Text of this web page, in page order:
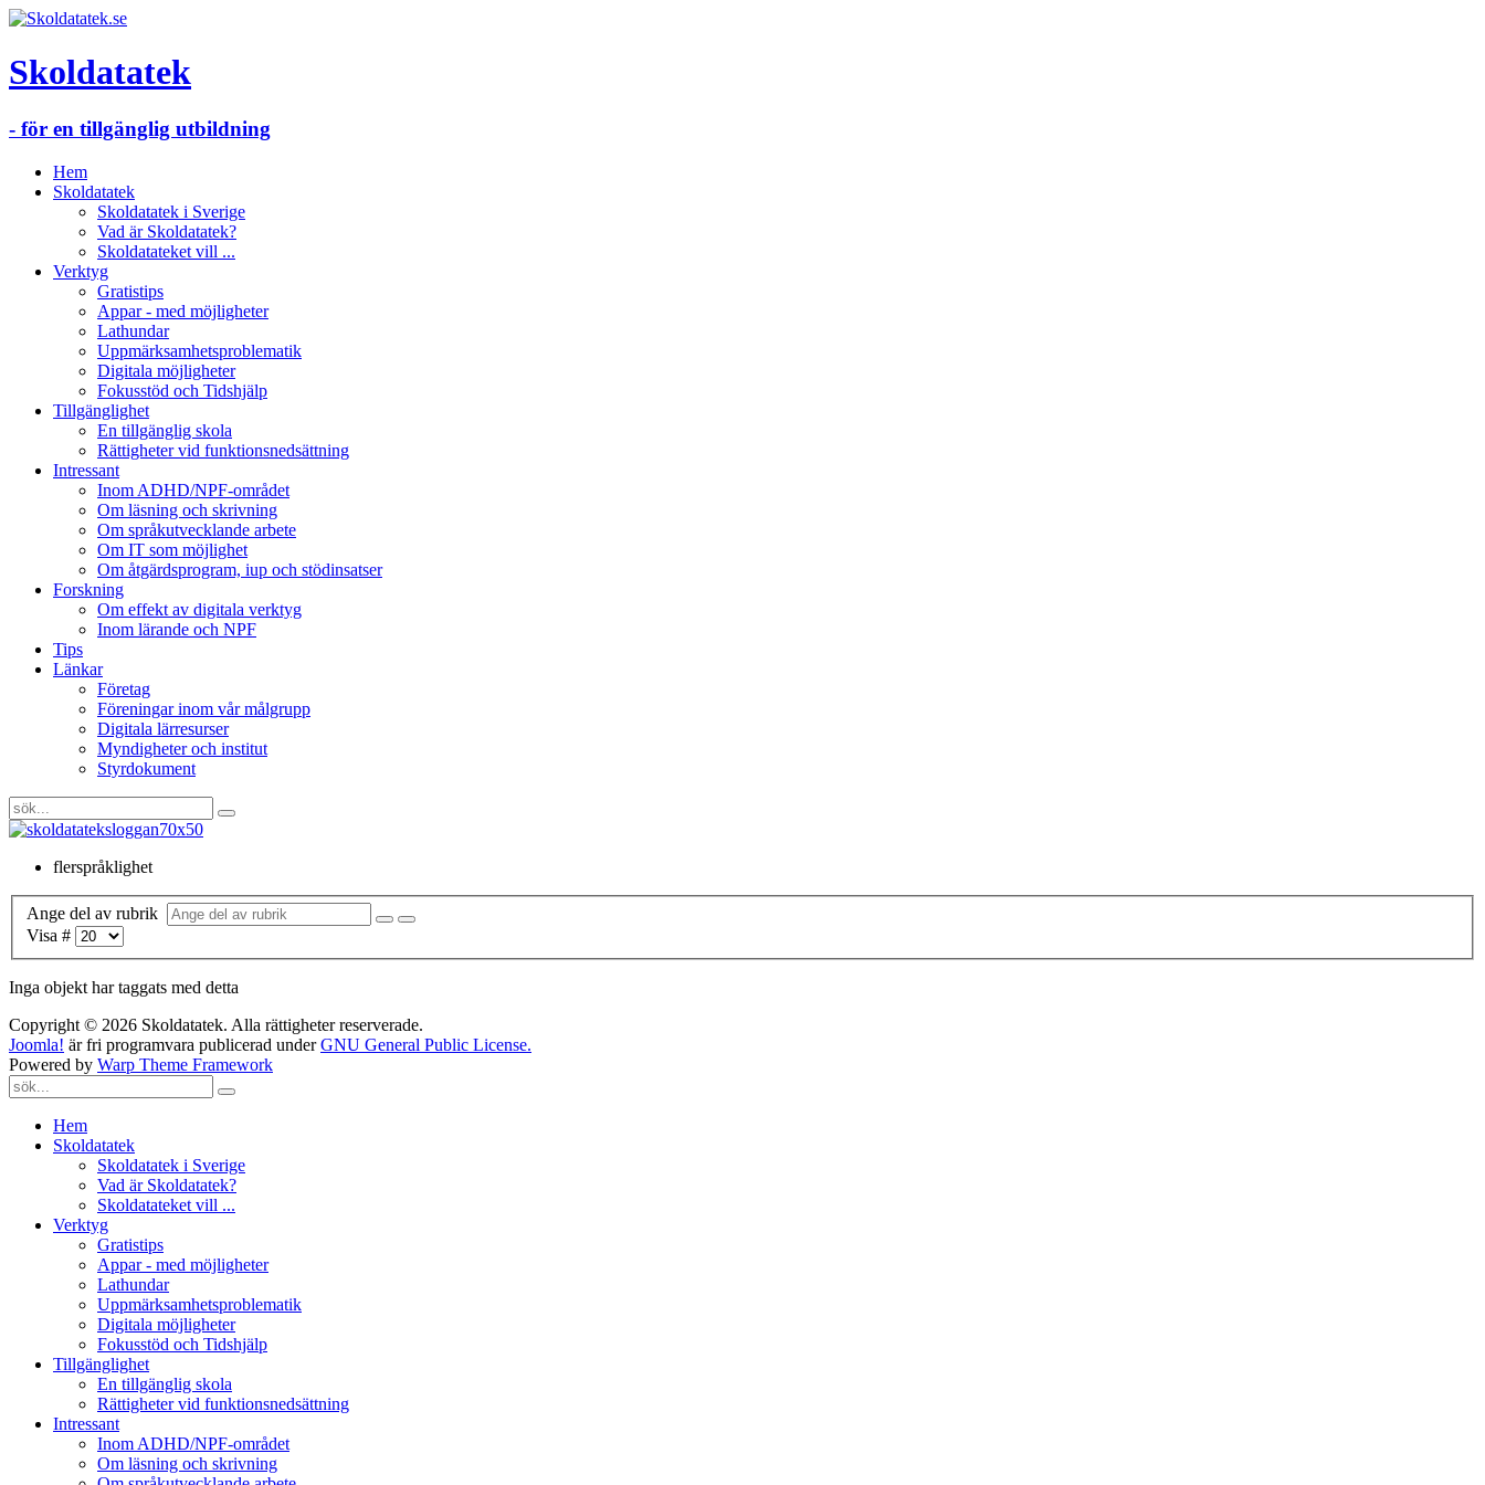
Skoldatatek
- för en tillgänglig utbildning
Hem
Skoldatatek
Skoldatatek i Sverige
Vad är Skoldatatek?
Skoldatateket vill ...
Verktyg
Gratistips
Appar - med möjligheter
Lathundar
Uppmärksamhetsproblematik
Digitala möjligheter
Fokusstöd och Tidshjälp
Tillgänglighet
En tillgänglig skola
Rättigheter vid funktionsnedsättning
Intressant
Inom ADHD/NPF-området
Om läsning och skrivning
Om språkutvecklande arbete
Om IT som möjlighet
Om åtgärdsprogram, iup och stödinsatser
Forskning
Om effekt av digitala verktyg
Inom lärande och NPF
Tips
Länkar
Företag
Föreningar inom vår målgrupp
Digitala lärresurser
Myndigheter och institut
Styrdokument
flerspråklighet
Ange del av rubrik
Visa #
Inga objekt har taggats med detta
Copyright © 2026 Skoldatatek. Alla rättigheter reserverade.
Joomla! är fri programvara publicerad underGNU General Public License.
Powered by Warp Theme Framework
Hem
Skoldatatek
Skoldatatek i Sverige
Vad är Skoldatatek?
Skoldatateket vill ...
Verktyg
Gratistips
Appar - med möjligheter
Lathundar
Uppmärksamhetsproblematik
Digitala möjligheter
Fokusstöd och Tidshjälp
Tillgänglighet
En tillgänglig skola
Rättigheter vid funktionsnedsättning
Intressant
Inom ADHD/NPF-området
Om läsning och skrivning